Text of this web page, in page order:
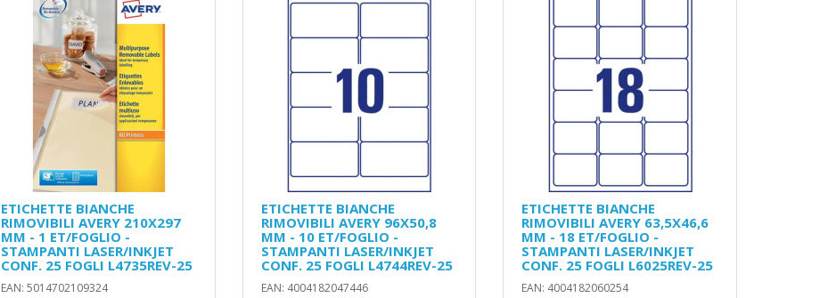
ETICHETTE BIANCHE
RIMOVIBILI AVERY 210X297
MM - 1 ET/FOGLIO -
STAMPANTI LASER/INKJET
CONF. 25 FOGLI L4735REV-25
EAN: 5014702109324
ETICHETTE BIANCHE
RIMOVIBILI AVERY 96X50,8
MM - 10 ET/FOGLIO -
STAMPANTI LASER/INKJET
CONF. 25 FOGLI L4744REV-25
EAN: 4004182047446
ETICHETTE BIANCHE
RIMOVIBILI AVERY 63,5X46,6
MM - 18 ET/FOGLIO -
STAMPANTI LASER/INKJET
CONF. 25 FOGLI L6025REV-25
EAN: 4004182060254